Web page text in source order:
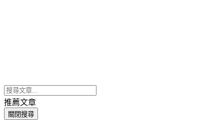
推薦文章
關閉搜尋